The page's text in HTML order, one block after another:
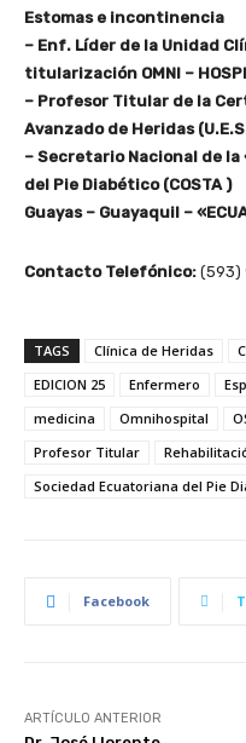
Estomas e incontinencia
– Enf. Líder de la Unidad
titularización OMNI –
– Profesor Titular de la
Avanzado de Heridas
– Secretario Nacional de la
del Pie Diabético (COSTA )
Guayas – Guayaquil –
Contacto Telefónico: (593)
TAGS Clínica de Heridas
EDICION 25
Enfermero
medicina
Omnihospital
Profesor Titular
Sociedad Ecuatoriana del Pie
Facebook
ARTÍCULO ANTERIOR